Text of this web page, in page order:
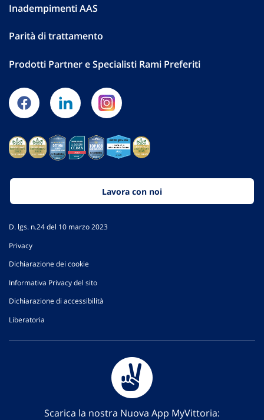
Inadempimenti AAS
Parità di trattamento
Prodotti Partner e Specialisti Rami Preferiti
Lavora con noi
D. lgs. n.24 del 10 marzo 2023
Privacy
Dichiarazione dei cookie
Informativa Privacy del sito
Dichiarazione di accessibilità
Liberatoria
Scarica la nostra Nuova App MyVittoria: